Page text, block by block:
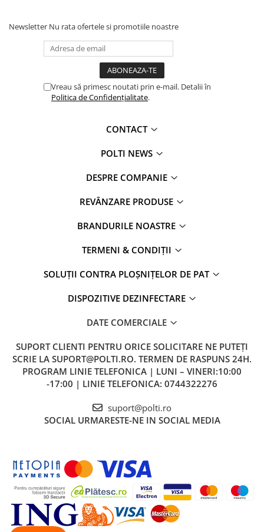
Newsletter Nu rata ofertele si promotiile noastre
Vreau să primesc noutati prin e-mail. Detalii în
Politica de Confidențialitate.
CONTACT
POLTI NEWS
DESPRE COMPANIE
REVÂNZARE PRODUSE
BRANDURILE NOASTRE
TERMENI & CONDIȚII
SOLUȚII CONTRA PLOȘNIȚELOR DE PAT
DISPOZITIVE DEZINFECTARE
DATE COMERCIALE
SUPORT CLIENTI PENTRU ORICE SOLICITARE NE PUTEȚI
SCRIE LA SUPORT@POLTI.RO. TERMEN DE RASPUNS 24H.
PROGRAM LINIE TELEFONICA | LUNI – VINERI:10:00
-17:00 | LINIE TELEFONICA: 0744322276
suport@polti.ro
SOCIAL URMARESTE-NE IN SOCIAL MEDIA